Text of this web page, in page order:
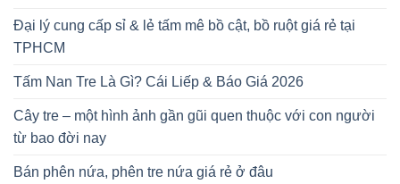
Đại lý cung cấp sỉ & lẻ tấm mê bồ cật, bồ ruột giá rẻ tại
TPHCM
Tấm Nan Tre Là Gì? Cái Liếp & Báo Giá 2026
Cây tre – một hình ảnh gần gũi quen thuộc với con người
từ bao đời nay
Bán phên nứa, phên tre nứa giá rẻ ở đâu